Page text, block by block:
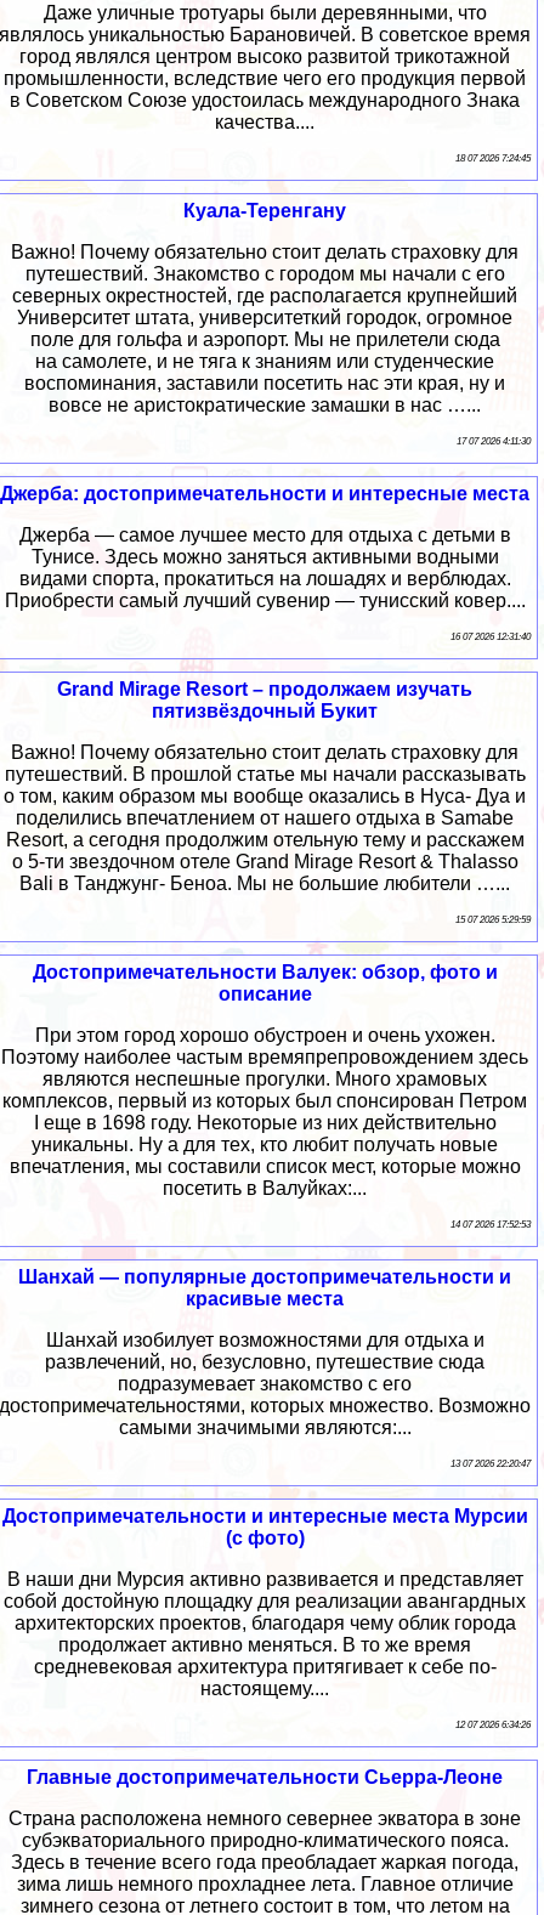
Даже уличные тротуары были деревянными, что
являлось уникальностью Барановичей. В советское время
город являлся центром высоко развитой трикотажной
промышленности, вследствие чего его продукция первой
в Советском Союзе удостоилась международного Знака
качества....
18 07 2026 7:24:45
Куала-Теренгану
Важно! Почему обязательно стоит делать страховку для
путешествий. Знакомство с городом мы начали с его
северных окрестностей, где располагается крупнейший
Университет штата, университеткий городок, огромное
поле для гольфа и аэропорт. Мы не прилетели сюда
на самолете, и не тяга к знаниям или студенческие
воспоминания, заставили посетить нас эти края, ну и
вовсе не аристократические замашки в нас …...
17 07 2026 4:11:30
Джерба: достопримечательности и интересные места
Джерба — самое лучшее место для отдыха с детьми в
Тунисе. Здесь можно заняться активными водными
видами спорта, прокатиться на лошадях и верблюдах.
Приобрести самый лучший сувенир — тунисский ковер....
16 07 2026 12:31:40
Grand Mirage Resort – продолжаем изучать
пятизвёздочный Букит
Важно! Почему обязательно стоит делать страховку для
путешествий. В прошлой статье мы начали рассказывать
о том, каким образом мы вообще оказались в Нуса- Дуа и
поделились впечатлением от нашего отдыха в Samabe
Resort, а сегодня продолжим отельную тему и расскажем
о 5-ти звездочном отеле Grand Mirage Resort & Thalasso
Bali в Танджунг- Беноа. Мы не большие любители …...
15 07 2026 5:29:59
Достопримечательности Валуек: обзор, фото и
описание
При этом город хорошо обустроен и очень ухожен.
Поэтому наиболее частым времяпрепровождением здесь
являются неспешные прогулки. Много храмовых
комплексов, первый из которых был спонсирован Петром
I еще в 1698 году. Некоторые из них действительно
уникальны. Ну а для тех, кто любит получать новые
впечатления, мы составили список мест, которые можно
посетить в Валуйках:...
14 07 2026 17:52:53
Шанхай — популярные достопримечательности и
красивые места
Шанхай изобилует возможностями для отдыха и
развлечений, но, безусловно, путешествие сюда
подразумевает знакомство с его
достопримечательностями, которых множество. Возможно
самыми значимыми являются:...
13 07 2026 22:20:47
Достопримечательности и интересные места Мурсии
(с фото)
В наши дни Мурсия активно развивается и представляет
собой достойную площадку для реализации авангардных
архитекторских проектов, благодаря чему облик города
продолжает активно меняться. В то же время
средневековая архитектура притягивает к себе по-
настоящему....
12 07 2026 6:34:26
Главные достопримечательности Сьерра-Леоне
Страна расположена немного севернее экватора в зоне
субэкваториального природно-климатического пояса.
Здесь в течение всего года преобладает жаркая погода,
зима лишь немного прохладнее лета. Главное отличие
зимнего сезона от летнего состоит в том, что летом на